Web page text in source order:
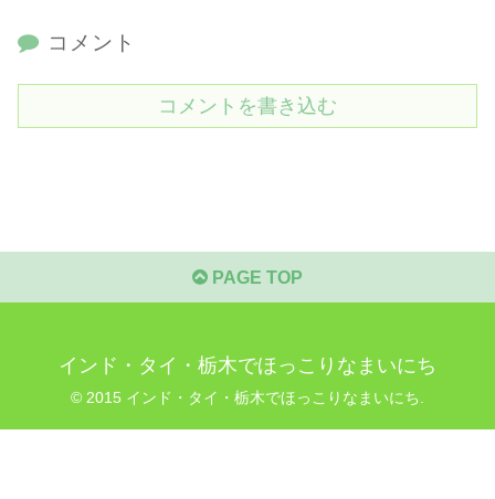
コメント
コメントを書き込む
PAGE TOP
インド・タイ・栃木でほっこりなまいにち
© 2015 インド・タイ・栃木でほっこりなまいにち.